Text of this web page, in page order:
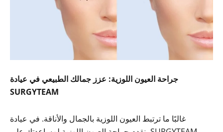
جراحة العيون اللوزية: عزز جمالك الطبيعي في عيادة
SURGYTEAM
غالبًا ما ترتبط العيون اللوزية بالجمال والأناقة. في عيادة